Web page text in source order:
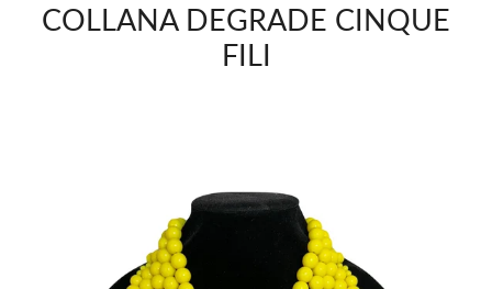
COLLANA DEGRADE CINQUE
FILI